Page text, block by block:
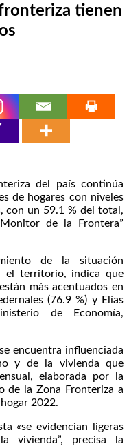
tienen
del país continúa
de hogares con niveles
con un 59.1 % del total,
de la Frontera”
de la situación
el territorio, indica que
más acentuados en
(76.9 %) y Elías
de Economía,
encuentra influenciada
y de la vivienda que
elaborada por la
de la Zona Fronteriza a
2022.
«se evidencian ligeras
vivienda”, precisa la